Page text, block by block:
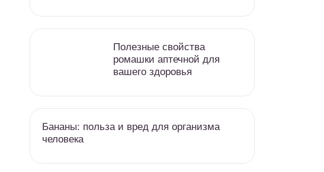
Полезные свойства
ромашки аптечной для
вашего здоровья
Бананы: польза и вред для организма
человека